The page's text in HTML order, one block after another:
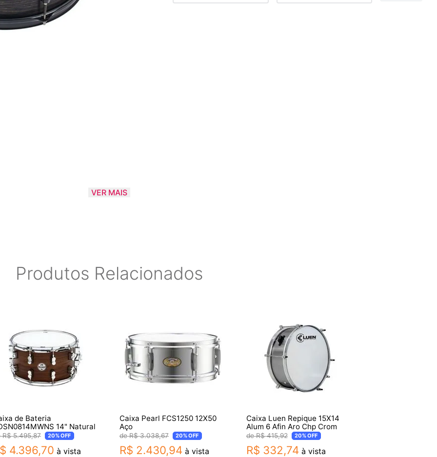
acabamento em preto fosco
VER MAIS
Produtos Relacionados
de Bateria
14" Natural
R$ 5.495,87 20%OFF
4.396,70 à vista
Caixa Pearl FCS1250 12X50
Aço
R$ 3.038,67 20%OFF
R$ 2.430,94 à vista
Caixa Luen Repique 15X14
Alum 6 Afin Aro Chp Crom
R$ 415,92 20%OFF
R$ 332,74 à vista